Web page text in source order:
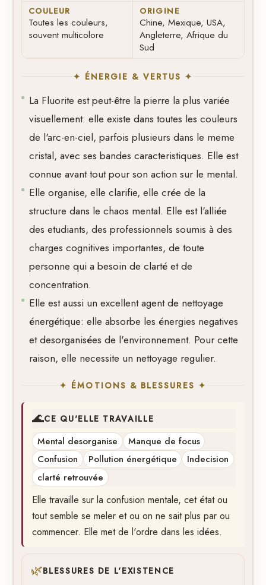
COULEUR
Toutes les couleurs,
souvent multicolore
ORIGINE
Chine, Mexique, USA,
Angleterre, Afrique du
Sud
✦ ÉNERGIE & VERTUS ✦
La Fluorite est peut-être la pierre la plus variée
visuellement: elle existe dans toutes les couleurs
de l'arc-en-ciel, parfois plusieurs dans le meme
cristal, avec ses bandes caracteristiques. Elle est
connue avant tout pour son action sur le mental.
Elle organise, elle clarifie, elle crée de la
structure dans le chaos mental. Elle est l'alliée
des etudiants, des professionnels soumis à des
charges cognitives importantes, de toute
personne qui a besoin de clarté et de
concentration.
Elle est aussi un excellent agent de nettoyage
énergétique: elle absorbe les énergies negatives
et desorganisées de l'environnement. Pour cette
raison, elle necessite un nettoyage regulier.
✦ ÉMOTIONS & BLESSURES ✦
🌊CE QU'ELLE TRAVAILLE
Mental desorganise
Manque de focus
Confusion
Pollution énergétique
Indecision
clarté retrouvée
Elle travaille sur la confusion mentale, cet état ou
tout semble se meler et ou on ne sait plus par ou
commencer. Elle met de l'ordre dans les idées.
🌿BLESSURES DE L'EXISTENCE